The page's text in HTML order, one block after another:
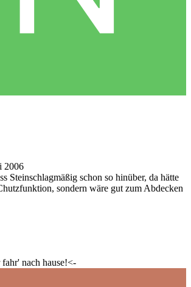
2006
Steinschlagmäßig schon so hinüber, da hätte
sondern wäre gut zum Abdecken
nach hause!<-